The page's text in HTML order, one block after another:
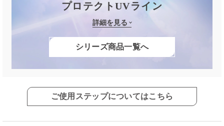
プロテクトUVライン
詳細を見る
シリーズ商品一覧へ
ご使用ステップについてはこちら